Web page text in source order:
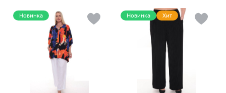
Новинка Новинка Хит